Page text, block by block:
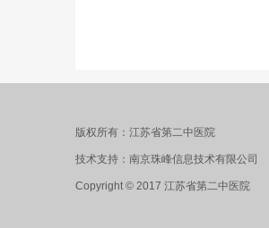
版权所有：江苏省第二中医院
技术支持：南京珠峰信息技术有限公司
Copyright © 2017 江苏省第二中医院